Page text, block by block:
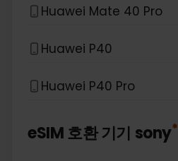
Huawei Mate 40 Pro
Huawei P40
Huawei P40 Pro
eSIM 호환 기기 sony*